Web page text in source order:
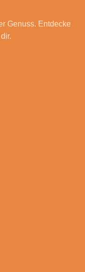
Genuss. Entdecke